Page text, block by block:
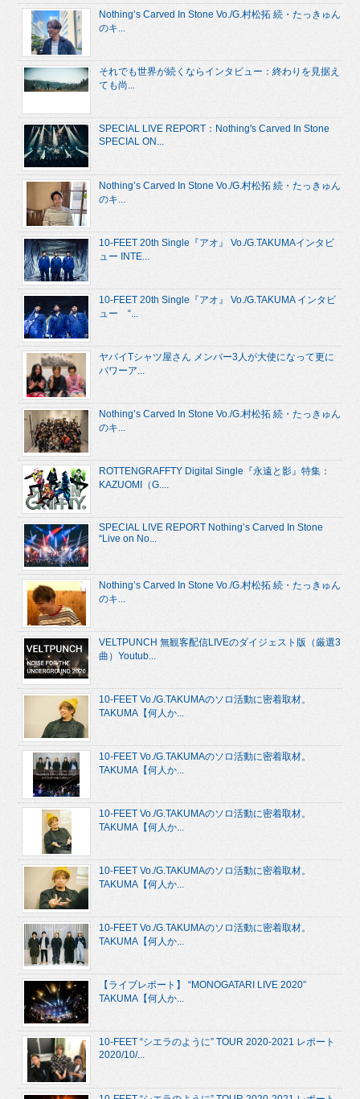
Nothing’s Carved In Stone Vo./G.村松拓 続・たっきゅん
のキ...
それでも世界が続くならインタビュー：終わりを見据え
ても尚...
SPECIAL LIVE REPORT：Nothing's Carved In Stone
SPECIAL ON...
Nothing’s Carved In Stone Vo./G.村松拓 続・たっきゅん
のキ...
10-FEET 20th Single『アオ』 Vo./G.TAKUMAインタビ
ュー INTE...
10-FEET 20th Single『アオ』 Vo./G.TAKUMA インタビ
ュー “...
ヤバイTシャツ屋さん メンバー3人が大使になって更に
パワーア...
Nothing’s Carved In Stone Vo./G.村松拓 続・たっきゅん
のキ...
ROTTENGRAFFTY Digital Single『永遠と影』特集：
KAZUOMI（G....
SPECIAL LIVE REPORT Nothing’s Carved In Stone
“Live on No...
Nothing’s Carved In Stone Vo./G.村松拓 続・たっきゅん
のキ...
VELTPUNCH 無観客配信LIVEのダイジェスト版（厳選3
曲）Youtub...
10-FEET Vo./G.TAKUMAのソロ活動に密着取材。
TAKUMA【何人か...
10-FEET Vo./G.TAKUMAのソロ活動に密着取材。
TAKUMA【何人か...
10-FEET Vo./G.TAKUMAのソロ活動に密着取材。
TAKUMA【何人か...
10-FEET Vo./G.TAKUMAのソロ活動に密着取材。
TAKUMA【何人か...
10-FEET Vo./G.TAKUMAのソロ活動に密着取材。
TAKUMA【何人か...
【ライブレポート】 “MONOGATARI LIVE 2020”
TAKUMA【何人か...
10-FEET “シエラのように” TOUR 2020-2021 レポート
2020/10/...